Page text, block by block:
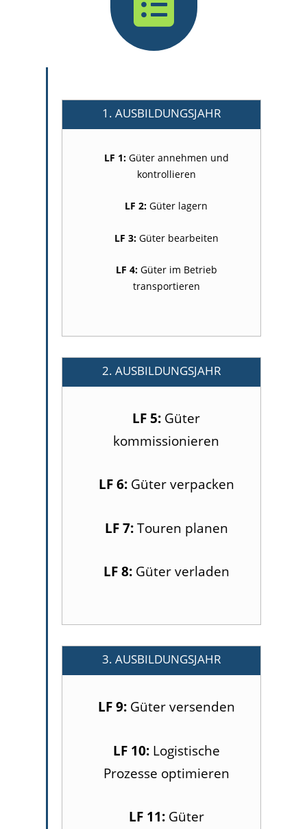
1. AUSBILDUNGSJAHR
LF 1: Güter annehmen und
kontrollieren
LF 2: Güter lagern
LF 3: Güter bearbeiten
LF 4: Güter im Betrieb
transportieren
2. AUSBILDUNGSJAHR
LF 5: Güter
kommissionieren
LF 6: Güter verpacken
LF 7:Touren planen
LF 8: Güter verladen
3. AUSBILDUNGSJAHR
LF 9: Güter versenden
LF 10: Logistische
Prozesse optimieren
LF 11: Güter